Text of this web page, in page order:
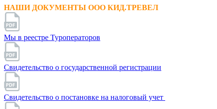
НАШИ ДОКУМЕНТЫ ООО КИД.ТРЕВЕЛ
Мы в реестре Туроператоров
Свидетельство о государственной регистрации
Свидетельство о постановке на налоговый учет